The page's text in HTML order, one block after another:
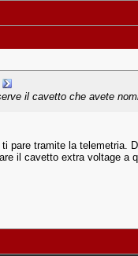
il cavetto che avete
pare tramite la telemetria.
il cavetto extra voltage a